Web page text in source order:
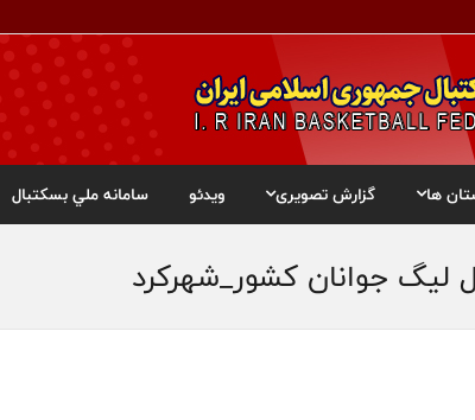
ها گزارش تصویری ویدئو سامانه ملي بسکتبال
لیگ جوانان کشور_شهرکرد